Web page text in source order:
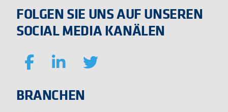
FOLGEN SIE UNS AUF UNSEREN
SOCIAL MEDIA KANÄLEN
BRANCHEN